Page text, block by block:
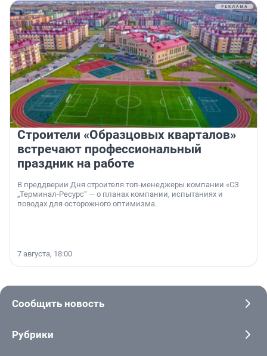
Строители «Образцовых кварталов»
встречают профессиональный
праздник на работе
В преддверии Дня строителя топ-менеджеры компании «СЗ
„Терминал-Ресурс“ — о планах компании, испытаниях и
поводах для осторожного оптимизма.
7 августа, 18:00
Сообщить новость
Рубрики